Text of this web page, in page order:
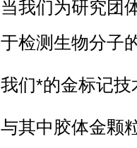
当我们为研究团
于检测生物分子
我们*的金标记
与其中胶体金颗